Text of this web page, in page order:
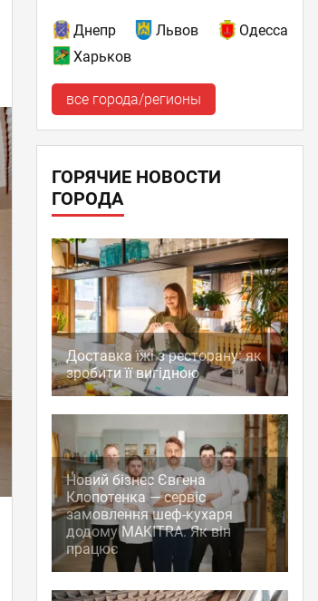
Днепр Львов
Одесса
Харьков
все города/регионы
ГОРЯЧИЕ НОВОСТИ
ГОРОДА
Доставка їжі з ресторану: як
зробити її вигідною
Новий бізнес Євгена
Клопотенка — сервіс
замовлення шеф-кухаря
додому MAKITRA. Як він
працює